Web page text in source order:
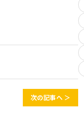
次の記事へ ＞